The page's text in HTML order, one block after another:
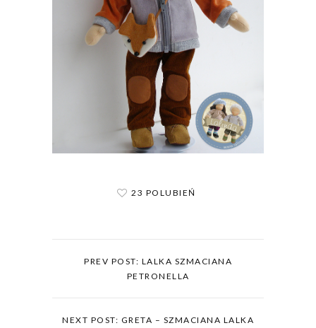
23 POLUBIEŃ
PREV POST: LALKA SZMACIANA
PETRONELLA
NEXT POST: GRETA – SZMACIANA LALKA